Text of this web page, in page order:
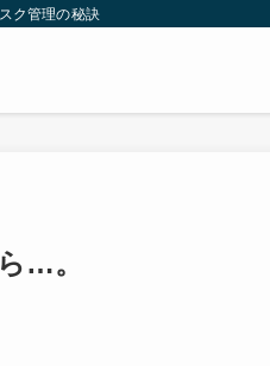
ク管理の秘訣
…。